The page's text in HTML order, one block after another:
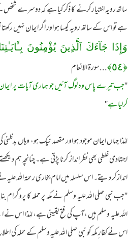
ساتھ رویہ اختیار کرنے کا ذکر کیا ہے کہ دوسرے شخص کے
ہے تو اس کے ساتھ رویہ کیسا ہو اور اگر ایمان نہیں
وَإِذَا جَآءَكَ ٱلَّذِينَ يُؤْمِنُونَ
﴿٥٤﴾...سورۃ الانعام
''جب تیرے پاس وہ لوگ آئیں جو ہماری آیات پر
کرلیاہے''
لہٰذا جہاں ایمان موجود ہو اور مقصد نیک ہو، وہاں
اجتہادی غلطی بھی نظر انداز کرنا پڑتی ہے۔ چنانچہ ہم
انداز کر دیتے۔ اس سلسلہ میں امام بخاری رحمة اللہ
''جب نبی صلی اللہ علیہ وسلم نے مکہ پر حملہ کا
اللہ علیہ وسلم ہیں ،آپ کی فتح یقینی ہے، لہٰذا اس
اس نے کفار ِمکہ کو نبی صلی اللہ علیہ وسلم کے حملہ